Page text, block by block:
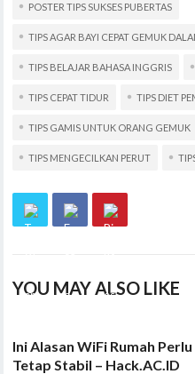
POSTER TIPS SUKSES PUBERTAS
TIPS AGAR BAYI CEPAT GEMUK
TIPS BELAJAR BAHASA INGGRIS
TIPS CEPAT TIDUR TIPS DIET
TIPS GAMIS UNTUK ORANG GEMUK
TIPS MENGECILKAN PERUT
YOU MAY ALSO LIKE
Ini Alasan WiFi Rumah
Tetap Stabil – Hack.AC.ID